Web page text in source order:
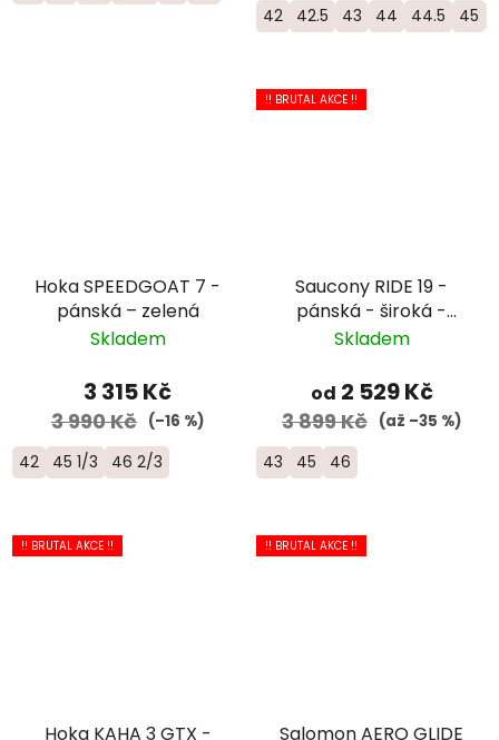
42 42.5 43 44 44.5 45
Hoka SPEEDGOAT 7 -
pánská – zelená
Skladem
3 315 Kč
3 990 Kč (–16 %)
42 45 1/3 46 2/3
!! BRUTAL AKCE !!
Saucony RIDE 19 -
pánská - široká -
černá/bílá
Skladem
od 2 529 Kč
3 899 Kč (až –35 %)
43 45 46
!! BRUTAL AKCE !!
Hoka KAHA 3 GTX -
!! BRUTAL AKCE !!
Salomon AERO GLIDE